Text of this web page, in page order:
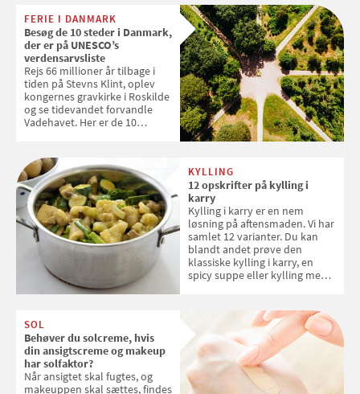
enkle råd til at spare penge på
tøjvasken
FERIE I DANMARK
Besøg de 10 steder i Danmark,
der er på UNESCO’s
verdensarvsliste
Rejs 66 millioner år tilbage i
tiden på Stevns Klint, oplev
kongernes gravkirke i Roskilde
og se tidevandet forvandle
Vadehavet. Her er de 10
KYLLING
12 opskrifter på kylling i
karry
Kylling i karry er en nem
løsning på aftensmaden. Vi har
samlet 12 varianter. Du kan
blandt andet prøve den
klassiske kylling i karry, en
spicy suppe eller kylling med
SOL
Behøver du solcreme, hvis
din ansigtscreme og makeup
har solfaktor?
Når ansigtet skal fugtes, og
makeuppen skal sættes, findes